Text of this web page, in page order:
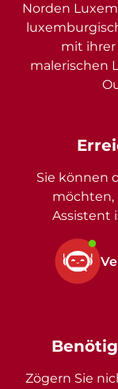
Sie können
möchten,
Assistent
Norden
mit
malerischen
Zögern Sie